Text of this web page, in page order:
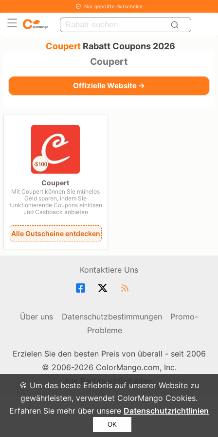
🍪 Um das beste Erlebnis auf unserer Website zu
gewährleisten, verwendet ColorMango Cookies.
Erfahren Sie mehr über unsere Datenschutzrichtlinien
OK
Nur geprüfte Gutscheine
Coupert Rabatt Coupons 2026
Coupert
Offizielle Website →
Coupert
Mit Coupert können Sie mühelos
Geld sparen, indem Sie
funktionierende Coupons einlösen
und Cashback anbieten
Alle Gutscheine entdecken
Kontaktiere Uns
Über uns Datenschutzbestimmungen
Promo-
Probleme
Erzielen Sie den besten Preis von überall - seit 2006
© 2006-2026 ColorMango.com, Inc.
Alle Rechte vorbehalten.